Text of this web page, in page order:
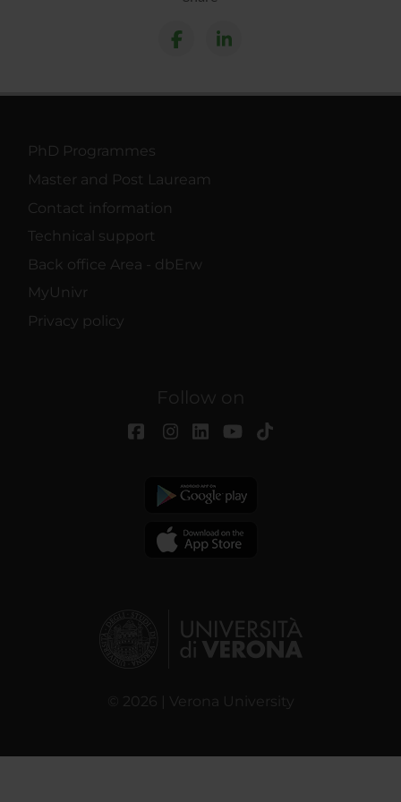
PhD Programmes
Master and Post Lauream
Contact information
Technical support
Back office Area - dbErw
MyUnivr
Privacy policy
Follow on
© 2026 | Verona University